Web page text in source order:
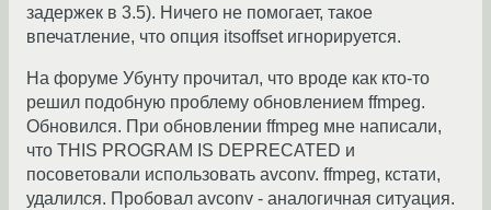
задержек в 3.5). Ничего не помогает, такое
впечатление, что опция itsoffset игнорируется.
На форуме Убунту прочитал, что вроде как кто-то
решил подобную проблему обновлением ffmpeg.
Обновился. При обновлении ffmpeg мне написали,
что THIS PROGRAM IS DEPRECATED и
посоветовали использовать avconv. ffmpeg, кстати,
удалился. Пробовал avconv - аналогичная ситуация.